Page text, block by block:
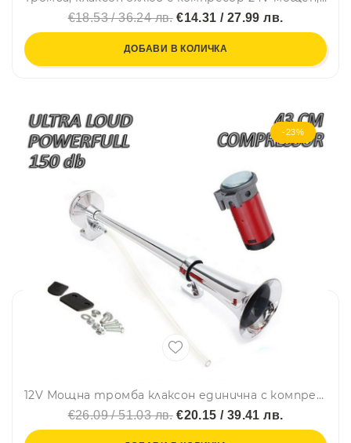
€18.53 / 36.24 лв.€14.31 / 27.99 лв.
ДОБАВИ В КОЛИЧКА
-23%
12V Мощна тромба клаксон единична с компресор за камион бус ван автомобил 43 cm.
€26.09 / 51.03 лв.€20.15 / 39.41 лв.